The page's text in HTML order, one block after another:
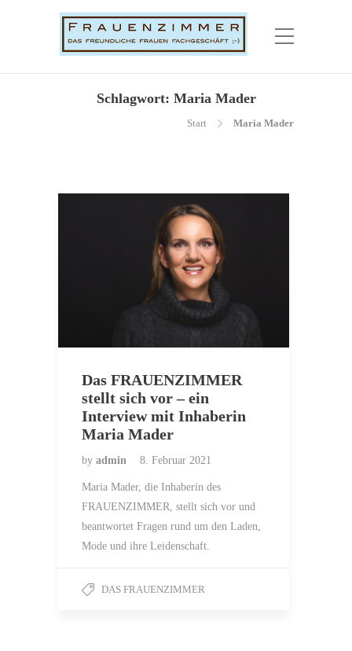
Schlagwort: Maria Mader
Start Maria Mader
Das FRAUENZIMMER
stellt sich vor – ein
Interview mit Inhaberin
Maria Mader
by admin 8. Februar 2021
Maria Mader, die Inhaberin des
FRAUENZIMMER, stellt sich vor und
beantwortet Fragen rund um den Laden,
Mode und ihre Leidenschaft.
DAS FRAUENZIMMER